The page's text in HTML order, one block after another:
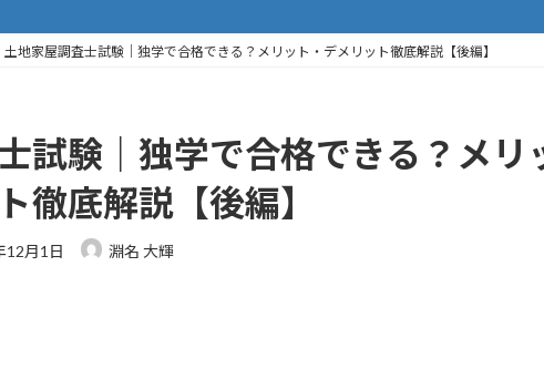
土地家屋調査士試験｜独学で合格できる？メリット・デメリット徹底解説【後編】
試験｜独学で合格できる？メリ
徹底解説【後編】
12月1日 淵名 大輝